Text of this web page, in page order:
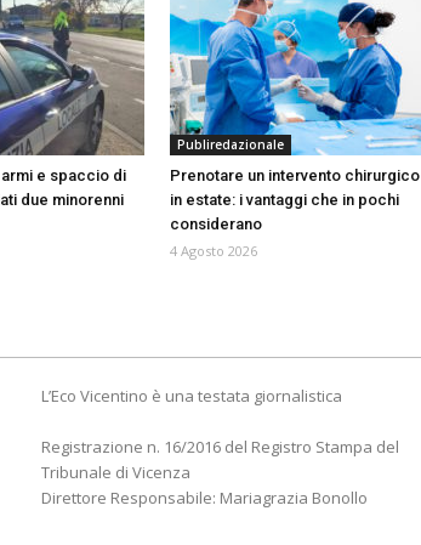
e spaccio di
due minorenni
Publiredazionale
Prenotare un intervento chirurgico
in estate: i vantaggi che in pochi
considerano
4 Agosto 2026
L’Eco Vicentino è una testata giornalistica
Registrazione n. 16/2016 del Registro Stampa del
Tribunale di Vicenza
Direttore Responsabile: Mariagrazia Bonollo